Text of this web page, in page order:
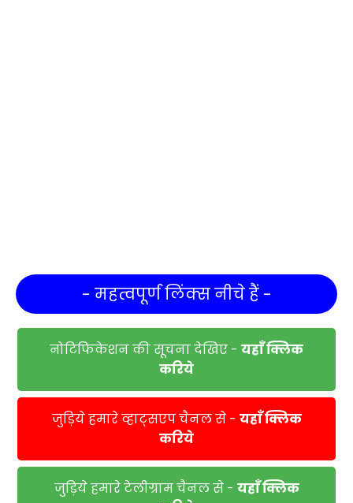
- महत्वपूर्ण लिंक्स नीचे हैं -
नोटिफिकेशन की सूचना देखिए - यहाँ क्लिक
करिये
जुड़िये हमारे व्हाट्सएप चैनल से - यहाँ क्लिक
करिये
जुड़िये हमारे टेलीग्राम चैनल से - यहाँ क्लिक